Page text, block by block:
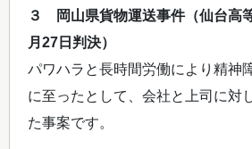
３ 岡山県貨物運送事件（仙台高
月27日判決）
パワハラと長時間労働により精神
に至ったとして、会社と上司に対
た事案です。